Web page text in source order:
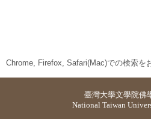
Chrome, Firefox, Safari(Mac)での検索を
臺灣大學文學院佛
National Taiwan